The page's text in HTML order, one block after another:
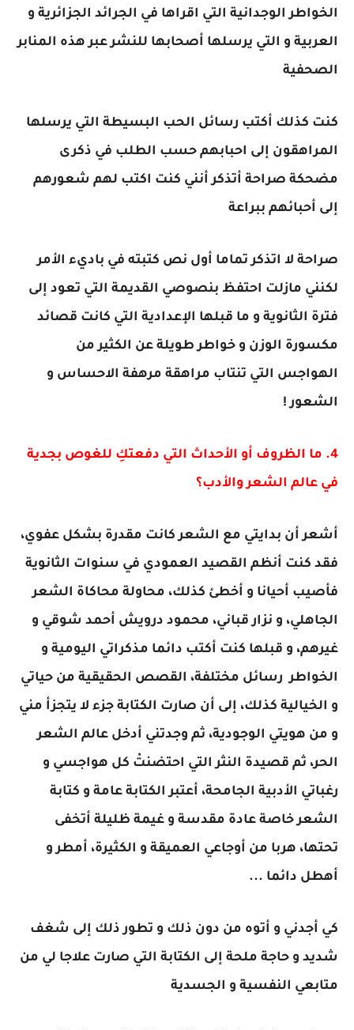
الخواطر الوجدانية التي اقراها في الجرائد الجزائرية و
العربية و التي يرسلها أصحابها للنشر عبر هذه المنابر
الصحفية
كنت كذلك أكتب رسائل الحب البسيطة التي يرسلها
المراهقون إلى احبابهم حسب الطلب في ذكرى
مضحكة صراحة أتذكر أنني كنت اكتب لهم شعورهم
إلى أحبائهم ببراعة
صراحة لا اتذكر تماما أول نص كتبته في باديء الأمر
لكنني مازلت احتفظ بنصوصي القديمة التي تعود إلى
فترة الثانوية و ما قبلها الإعدادية التي كانت قصائد
مكسورة الوزن و خواطر طويلة عن الكثير من
الهواجس التي تنتاب مراهقة مرهفة الاحساس و
الشعور !
4. ما الظروف أو الأحداث التي دفعتكِ للغوص بجدية
في عالم الشعر والأدب؟
أشعر أن بدايتي مع الشعر كانت مقدرة بشكل عفوي،
فقد كنت أنظم القصيد العمودي في سنوات الثانوية
فأصيب أحيانا و أخطئ كذلك، محاولة محاكاة الشعر
الجاهلي، و نزار قباني، محمود درويش أحمد شوقي و
غيرهم، و قبلها كنت أكتب دائما مذكراتي اليومية و
الخواطر رسائل مختلفة، القصص الحقيقية من حياتي
و الخيالية كذلك، إلى أن صارت الكتابة جزء لا يتجزأ مني
و من هويتي الوجودية، ثم وجدتني أدخل عالم الشعر
الحر، ثم قصيدة النثر التي احتضنتْ كل هواجسي و
رغباتي الأدبية الجامحة، أعتبر الكتابة عامة و كتابة
الشعر خاصة عادة مقدسة و غيمة ظليلة أتخفى
تحتها، هربا من أوجاعي العميقة و الكثيرة، أمطر و
أهطل دائما ...
كي أجدني و أتوه من دون ذلك و تطور ذلك إلى شغف
شديد و حاجة ملحة إلى الكتابة التي صارت علاجا لي من
متابعي النفسية و الجسدية